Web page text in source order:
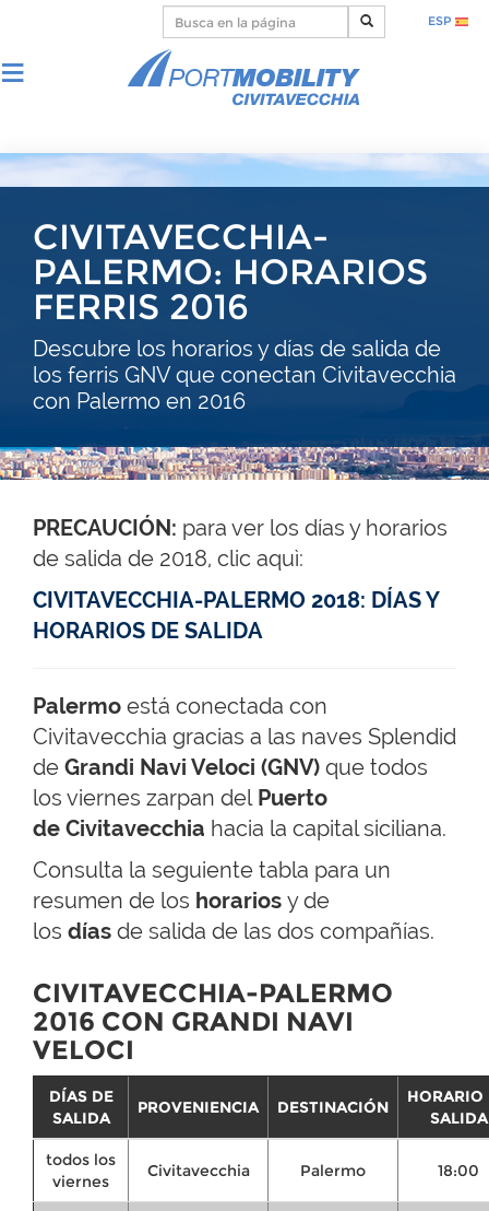
ESP
CIVITAVECCHIA-
PALERMO: HORARIOS
FERRIS 2016
Descubre los horarios y días de salida de
los ferris GNV que conectan Civitavecchia
con Palermo en 2016
PRECAUCIÓN: para ver los días y horarios
de salida de 2018, clic aquì:
CIVITAVECCHIA-PALERMO 2018: DÍAS Y
HORARIOS DE SALIDA
Palermo está conectada con
Civitavecchia gracias a las naves Splendid
de Grandi Navi Veloci (GNV) que todos
los viernes zarpan del Puerto
de Civitavecchia hacia la capital siciliana.
Consulta la seguiente tabla para un
resumen de los horarios y de
los días de salida de las dos compañías.
CIVITAVECCHIA-PALERMO
2016 CON GRANDI NAVI
VELOCI
DÍAS DE
SALIDA
PROVENIENCIA DESTINACIÓN
HORARIO
SALIDA
todos los
viernes
Civitavecchia Palermo 18:00